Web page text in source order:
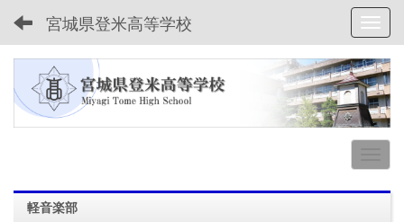
宮城県登米高等学校
軽音楽部